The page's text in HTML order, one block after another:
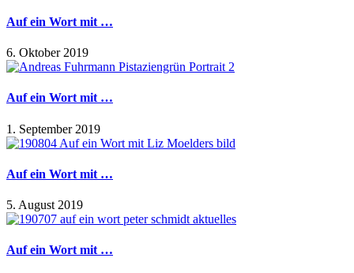
Auf ein Wort mit …
6. Oktober 2019
Auf ein Wort mit …
1. September 2019
Auf ein Wort mit …
5. August 2019
Auf ein Wort mit …